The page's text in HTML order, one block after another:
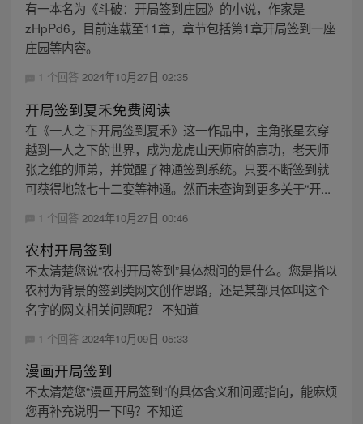
有一本名为《斗破：开局签到庄园》的小说，作家是
zHpPd6，目前连载至11章，章节包括第1章开局签到一座
庄园等内容。
1 个回答 2024年10月27日 02:35
开局签到夏禾免费阅读
在《一人之下开局签到夏禾》这一作品中，主角张星玄穿
越到一人之下的世界，成为龙虎山天师府的高功，老天师
张之维的师弟，并觉醒了神通签到系统。只要不断签到就
可获得地煞七十二变等神通。然而未查询到更多关于“开...
1 个回答 2024年10月27日 00:46
农村开局签到
不太清楚您说“农村开局签到”具体想问的是什么。您是指以
农村为背景的签到类网文创作思路，还是某部具体叫这个
名字的网文相关问题呢？ 不知道
1 个回答 2024年10月09日 05:33
漫画开局签到
不太清楚您“漫画开局签到”的具体含义和问题指向，能麻烦
您再补充说明一下吗？不知道